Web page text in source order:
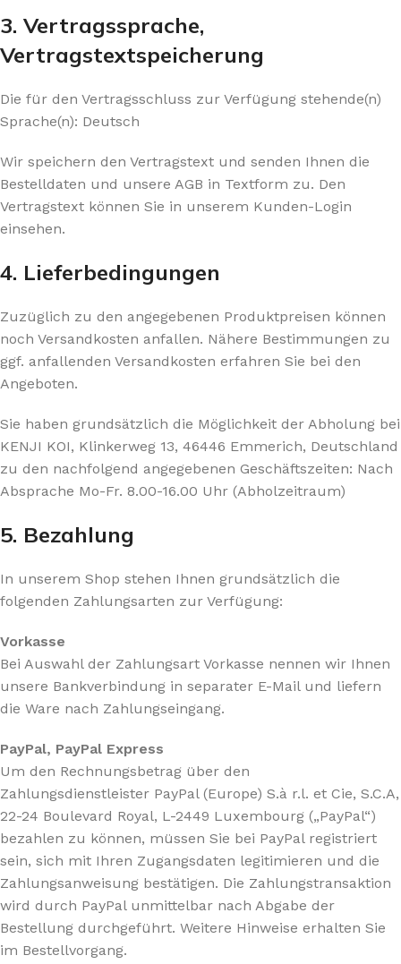
3. Vertragssprache,
Vertragstextspeicherung
Die für den Vertragsschluss zur Verfügung stehende(n)
Sprache(n): Deutsch
Wir speichern den Vertragstext und senden Ihnen die
Bestelldaten und unsere AGB in Textform zu. Den
Vertragstext können Sie in unserem Kunden-Login
einsehen.
4. Lieferbedingungen
Zuzüglich zu den angegebenen Produktpreisen können
noch Versandkosten anfallen. Nähere Bestimmungen zu
ggf. anfallenden Versandkosten erfahren Sie bei den
Angeboten.
Sie haben grundsätzlich die Möglichkeit der Abholung bei
KENJI KOI, Klinkerweg 13, 46446 Emmerich, Deutschland
zu den nachfolgend angegebenen Geschäftszeiten: Nach
Absprache Mo-Fr. 8.00-16.00 Uhr (Abholzeitraum)
5. Bezahlung
In unserem Shop stehen Ihnen grundsätzlich die
folgenden Zahlungsarten zur Verfügung:
Vorkasse
Bei Auswahl der Zahlungsart Vorkasse nennen wir Ihnen
unsere Bankverbindung in separater E-Mail und liefern
die Ware nach Zahlungseingang.
PayPal, PayPal Express
Um den Rechnungsbetrag über den
Zahlungsdienstleister PayPal (Europe) S.à r.l. et Cie, S.C.A,
22-24 Boulevard Royal, L-2449 Luxembourg („PayPal“)
bezahlen zu können, müssen Sie bei PayPal registriert
sein, sich mit Ihren Zugangsdaten legitimieren und die
Zahlungsanweisung bestätigen. Die Zahlungstransaktion
wird durch PayPal unmittelbar nach Abgabe der
Bestellung durchgeführt. Weitere Hinweise erhalten Sie
im Bestellvorgang.